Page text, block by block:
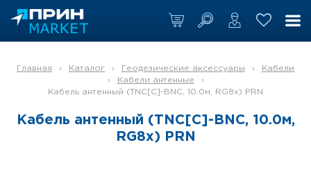
Главная › Каталог › Геодезические аксессуары ›
Кабели
›
Кабели антенные
›
Кабель антенный (TNC[C]-BNC, 10.0м, RG8x) PRN
Кабель антенный (TNC[C]-BNC, 10.0м,
RG8x) PRN